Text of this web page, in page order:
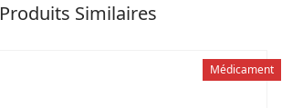
Produits Similaires
Médicament